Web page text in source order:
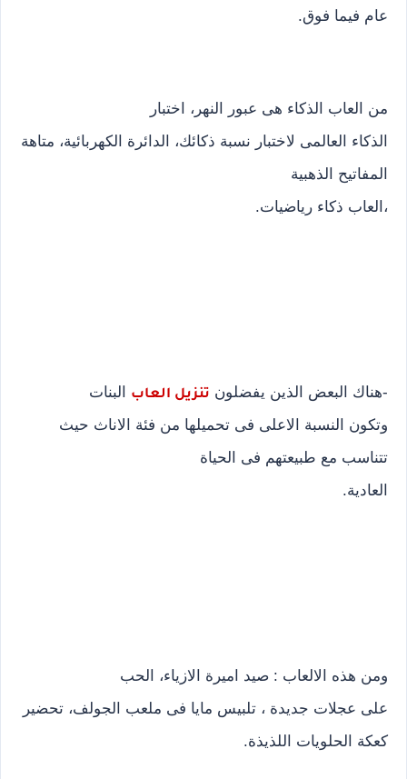
عام فيما فوق.
من العاب الذكاء هى عبور النهر، اختبار
الذكاء العالمى لاختبار نسبة ذكائك، الدائرة الكهربائية، متاهة
المفاتيح الذهبية
،العاب ذكاء رياضيات.
-هناك البعض الذين يفضلون تنزيل العاب البنات
وتكون النسبة الاعلى فى تحميلها من فئة الاناث حيث
تتناسب مع طبيعتهم فى الحياة
العادية.
ومن هذه الالعاب : صيد اميرة الازياء، الحب
على عجلات جديدة ، تلبيس مايا فى ملعب الجولف، تحضير
كعكة الحلويات اللذيذة.